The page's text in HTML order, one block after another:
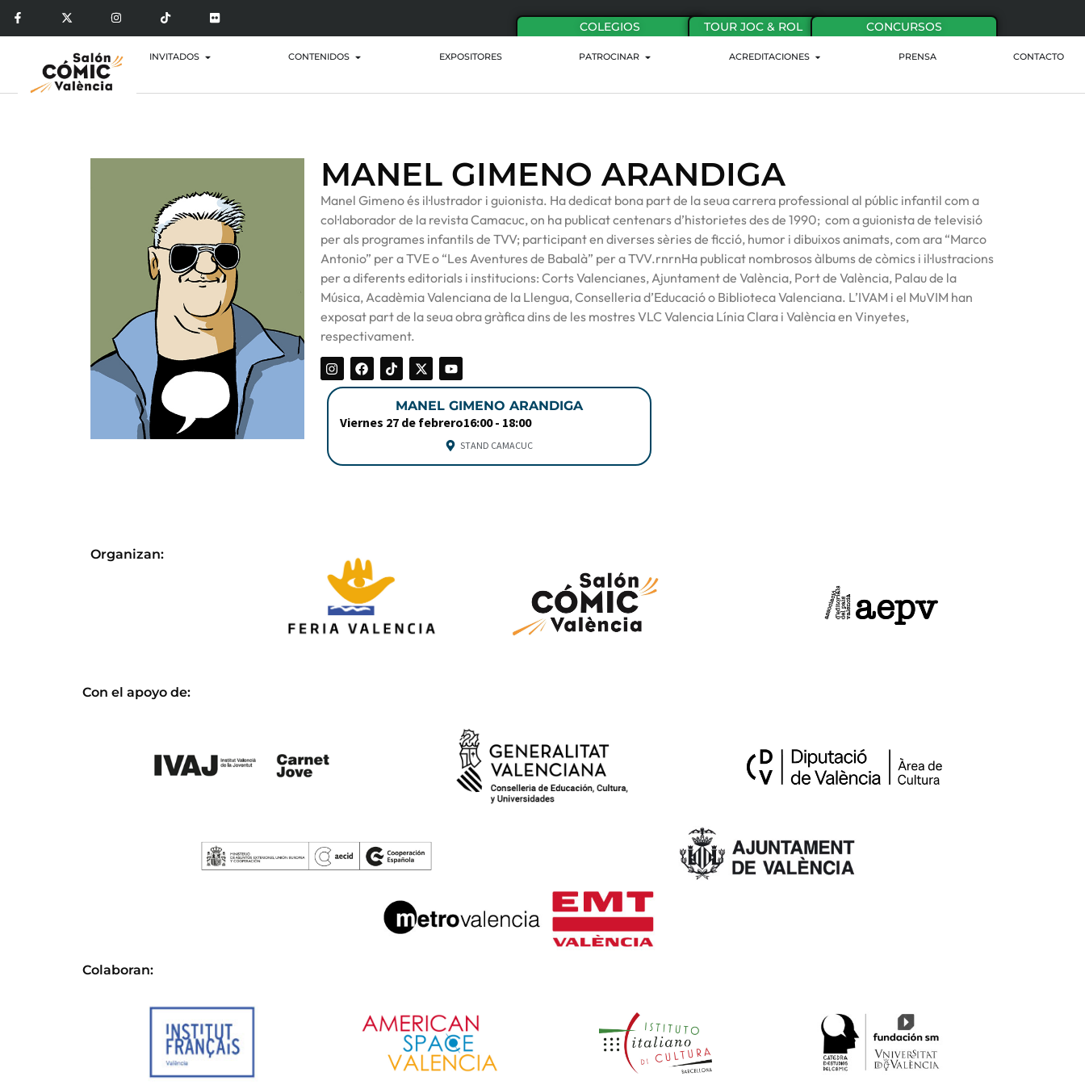
COLEGIOS TOUR JOC & ROL CONCURSOS
INVITADOS CONTENIDOS EXPOSITORES PATROCINAR ACREDITACIONES PRENSA CONTACTO
MANEL GIMENO ARANDIGA
Manel Gimeno és il·lustrador i guionista. Ha dedicat bona part de la seua carrera professional al públic infantil com a
col·laborador de la revista Camacuc, on ha publicat centenars d’historietes des de 1990; com a guionista de televisió
per als programes infantils de TVV; participant en diverses sèries de ficció, humor i dibuixos animats, com ara “Marco
Antonio” per a TVE o “Les Aventures de Babalà” per a TVV.rnrnHa publicat nombrosos àlbums de còmics i il·lustracions
per a diferents editorials i institucions: Corts Valencianes, Ajuntament de València, Port de València, Palau de la
Música, Acadèmia Valenciana de la Llengua, Conselleria d’Educació o Biblioteca Valenciana. L’IVAM i el MuVIM han
exposat part de la seua obra gràfica dins de les mostres VLC Valencia Línia Clara i València en Vinyetes,
respectivament.
MANEL GIMENO ARANDIGA
Viernes 27 de febrero16:00 - 18:00
STAND CAMACUC
Organizan:
Con el apoyo de:
Colaboran: